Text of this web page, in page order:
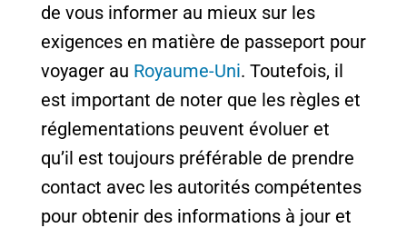
de vous informer au mieux sur les
exigences en matière de passeport pour
voyager au Royaume-Uni. Toutefois, il
est important de noter que les règles et
réglementations peuvent évoluer et
qu’il est toujours préférable de prendre
contact avec les autorités compétentes
pour obtenir des informations à jour et